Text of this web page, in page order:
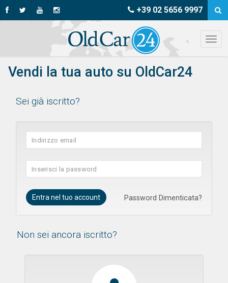
+39 02 5656 9997
Vendi la tua auto su OldCar24
Sei già iscritto?
Password Dimenticata?
Non sei ancora iscritto?